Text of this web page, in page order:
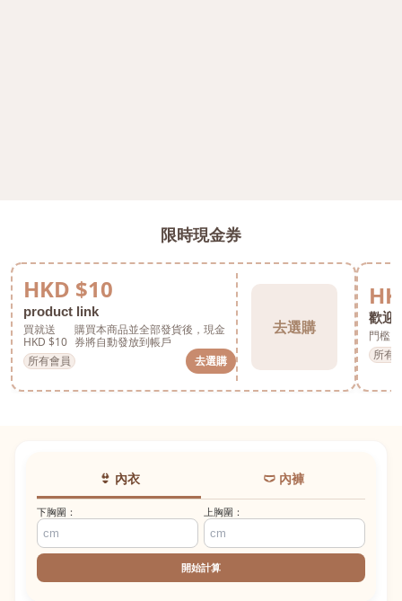
限時現金券
HKD $10
product link
買就送
HKD $10
購買本商品並全部發貨後，現金
券將自動發放到帳戶
所有會員
去選購
去選購
歡迎
門檻
所有
👙 內衣 🩲 內褲
下胸圍： 上胸圍：
開始計算